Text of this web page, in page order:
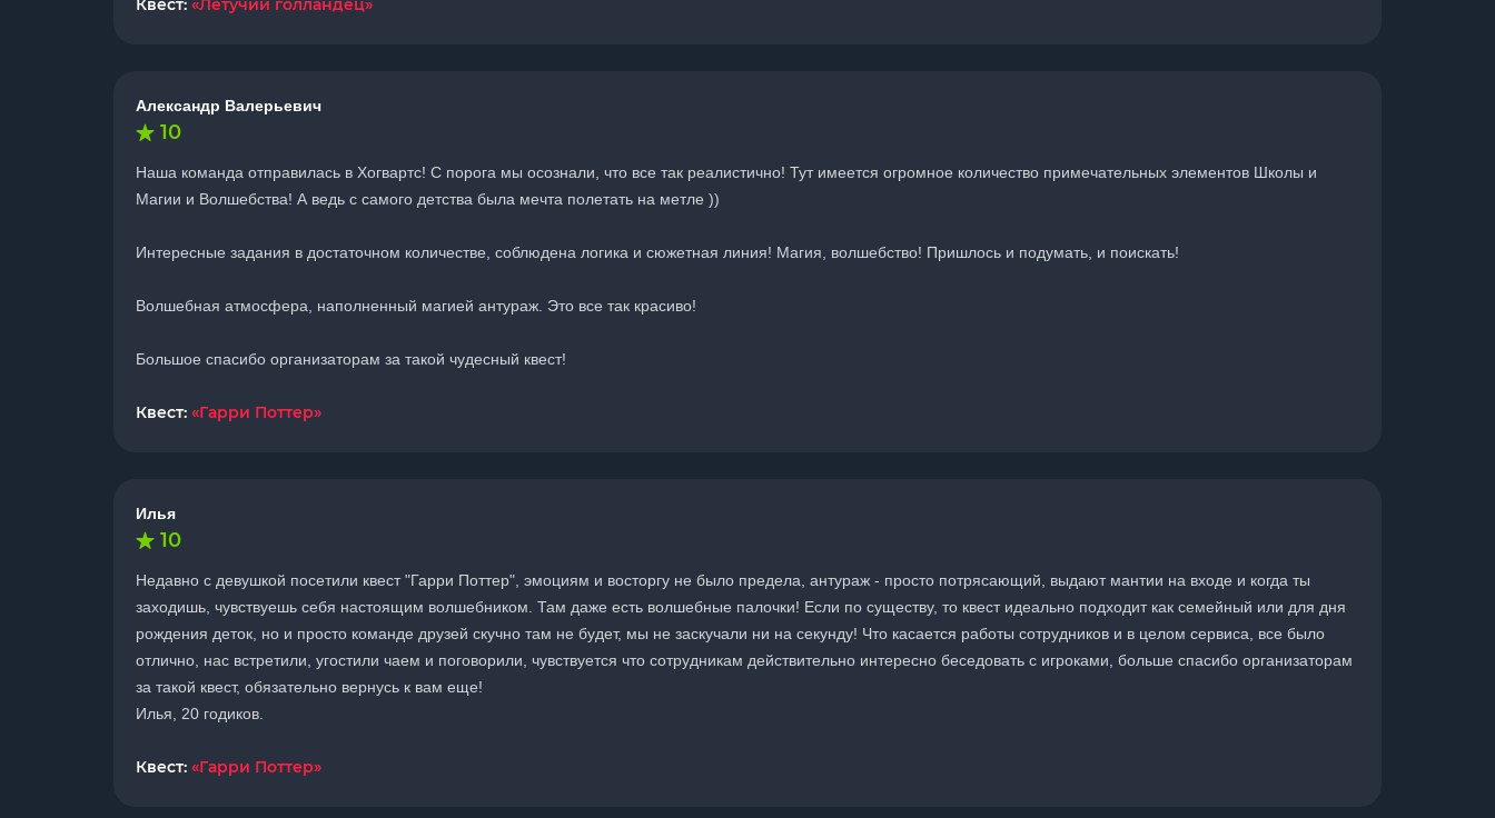
Квест: «Летучий голландец»
Александр Валерьевич
10
Наша команда отправилась в Хогвартс! С порога мы осознали, что все так реалистично! Тут имеется огромное количество примечательных элементов Школы и
Магии и Волшебства! А ведь с самого детства была мечта полетать на метле ))
Интересные задания в достаточном количестве, соблюдена логика и сюжетная линия! Магия, волшебство! Пришлось и подумать, и поискать!
Волшебная атмосфера, наполненный магией антураж. Это все так красиво!
Большое спасибо организаторам за такой чудесный квест!
Квест: «Гарри Поттер»
Илья
10
Недавно с девушкой посетили квест "Гарри Поттер", эмоциям и восторгу не было предела, антураж - просто потрясающий, выдают мантии на входе и когда ты
заходишь, чувствуешь себя настоящим волшебником. Там даже есть волшебные палочки! Если по существу, то квест идеально подходит как семейный или для дня
рождения деток, но и просто команде друзей скучно там не будет, мы не заскучали ни на секунду! Что касается работы сотрудников и в целом сервиса, все было
отлично, нас встретили, угостили чаем и поговорили, чувствуется что сотрудникам действительно интересно беседовать с игроками, больше спасибо организаторам
за такой квест, обязательно вернусь к вам еще!
Илья, 20 годиков.
Квест: «Гарри Поттер»